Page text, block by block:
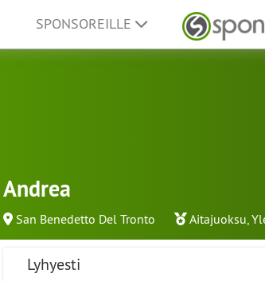
SPONSOREILLE
Andrea
San Benedetto Del Tronto Aitajuoksu,
Lyhyesti